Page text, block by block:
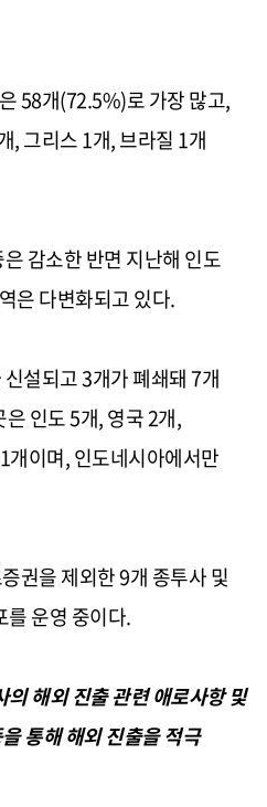
58개(72.5%)로 가장 많고,
, 그리스 1개, 브라질 1개
감소한 반면 지난해 인도
은 다변화되고 있다.
설되고 3개가 폐쇄돼 7개
인도 5개, 영국 2개,
개이며, 인도네시아에서만
권을 제외한 9개 종투사 및
를 운영 중이다.
의 해외 진출 관련 애로사항 및
통해 해외 진출을 적극